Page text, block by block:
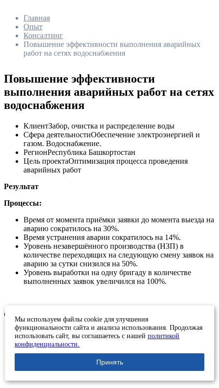
Главная
Опыт
Консалтинг
Повышение эффективности выполнения аварийных
работ на сетях водоснабжения
Повышение эффективности
выполнения аварийных работ на сетях
водоснабжения
КлиентЗабор, очистка и распределение воды
Сфера деятельностиОбеспечение электроэнергией и
газом. Водоснабжение.
РегионРеспублика Башкортостан
Цель проектаОптимизация процесса проведения
аварийных работ
Результат
Процессы:
Время от момента приёмки заявки до момента выезда на
аварию сократилось на 30%.
Время устранения аварии сократилось на 14%.
Уровень незавершённого производства (НЗП) в
количестве переходящих на следующую смену заявок на
аварию за сутки снизился на 50%.
Уровень выработки на одну бригаду в количестве
выполненных заявок увеличился на 100%.
Система:
Разработано «дерево целей» с комплексными
показателями эффективности.
В подразделениях организованы информационные
Создан проектный офис, подготовлены документы,
Мы используем файлы cookie для улучшения
функциональности сайта и анализа использования. Продолжая
использовать сайт, вы соглашаетесь с нашей политикой
конфиденциальности.
Принять